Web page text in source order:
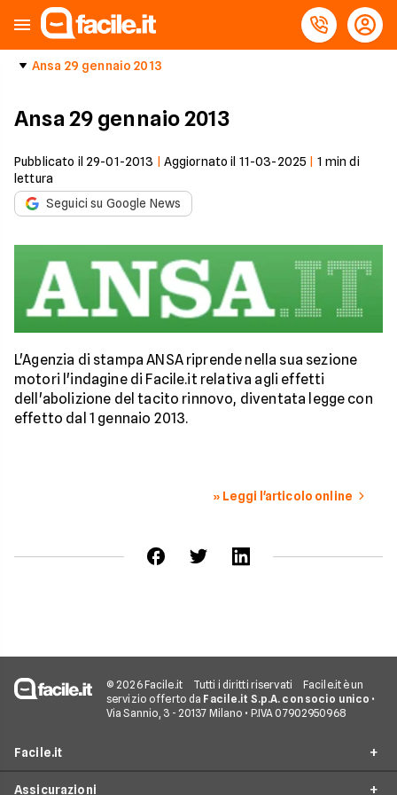
Ansa 29 gennaio 2013
Ansa 29 gennaio 2013
Pubblicato il 29-01-2013 Aggiornato il 11-03-2025 1 min di
lettura
Seguici su Google News
L'Agenzia di stampa ANSA riprende nella sua sezione
motori l'indagine di Facile.it relativa agli effetti
dell'abolizione del tacito rinnovo, diventata legge con
effetto dal 1 gennaio 2013.
» Leggi l'articolo online
© 2026 Facile.it Tutti i diritti riservati
Facile.it è un
servizio offerto da Facile.it S.p.A. con socio unico •
Via Sannio, 3 - 20137 Milano • P.IVA 07902950968
Facile.it
Assicurazioni